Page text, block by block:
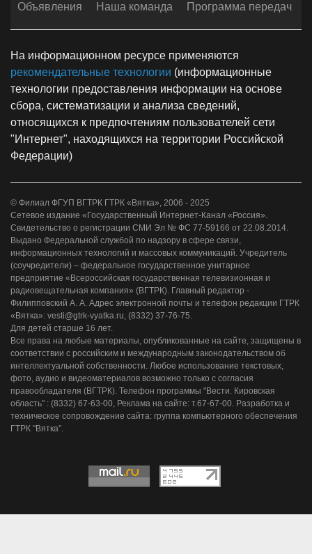
Объявления
Наша команда Программа передач
На информационном ресурсе применяются
рекомендательные технологии (информационные
технологии предоставления информации на основе
сбора, систематизации и анализа сведений,
относящихся к предпочтениям пользователей сети
"Интернет", находящихся на территории Российской
Федерации)
© Филиал ФГУП ВГТРК ГТРК «Вятка», 2006 - 2025
Сетевое издание «Государственный Интернет-Канал «Россия».
Свидетельство о регистрации СМИ Эл № ФС 77-59166 от 22.08.2014.
Выдано Федеральной службой по надзору в сфере связи,
информационных технологий и массовых коммуникаций. Учредитель
(соучредители) – федеральное государственное унитарное
предприятие «Всероссийская государственная телевизионная и
радиовещательная компания» (ВГТРК). Главный редактор -
Филипповский А. А. Адрес электронной почты и телефон редакции ГТРК
«Вятка»: vesti@gtrk-vyatka.ru, (8332) 37-76-75.
Для детей старше 16 лет.
Все права на любые материалы, опубликованные на сайте, защищены в
соответствии с российским и международным законодательством об
интеллектуальной собственности. Любое использование текстовых,
фото, аудио и видеоматериалов возможно только с согласия
правообладателя (ВГТРК). Телефон программы "Вести. Кировская
область" : (8332) 67-63-00, Реклама на сайте: т.67-67-00. Разработка и
техническое сопровождение сайта: группа компьютерного обеспечения
ГТРК "Вятка".